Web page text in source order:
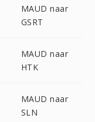
MAUD naar
GSRT
MAUD naar
HTK
MAUD naar
SLN